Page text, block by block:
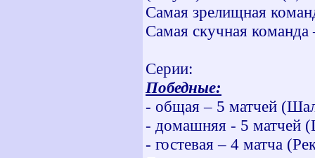
Самая зрелищная
Самая скучная
Серии:
Победные:
- общая – 5 матчей
- домашняя - 5 матчей
- гостевая – 4 матча